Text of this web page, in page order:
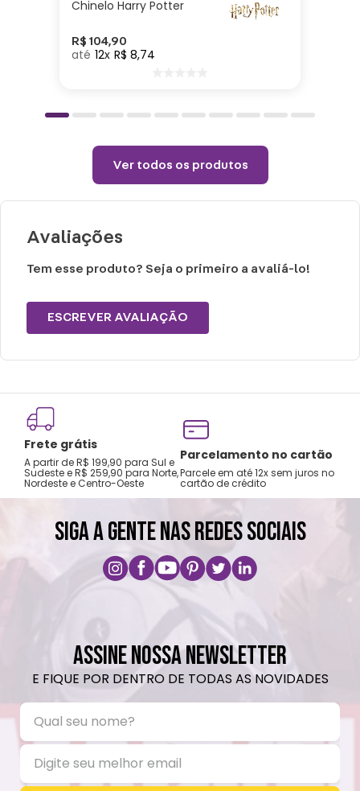
26cm| Material: Poliéster| Enchimento:
Poliéster
Passar com temperatura máxima de 110°
Não alvejar.
Permitido uso de centrifuga e máquina
secadora.
Chinelo Harry Potter
R$ 104,90
12 R$ 8,74
Ver todos os produtos
Avaliações
Tem esse produto? Seja o primeiro a avaliá-lo!
ESCREVER AVALIAÇÃO
Frete grátis
A partir de R$ 199,90 para Sul e
Sudeste e R$ 259,90 para Norte,
Nordeste e Centro-Oeste
Parcelamento no cartão
Parcele em até 12x sem juros no
cartão de crédito
SIGA A GENTE NAS REDES SOCIAIS
ASSINE NOSSA NEWSLETTER
E FIQUE POR DENTRO DE TODAS AS NOVIDADES